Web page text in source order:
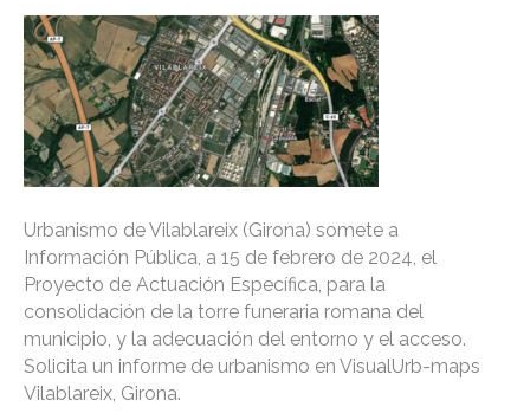
Urbanismo de Vilablareix (Girona) somete a
Información Pública, a 15 de febrero de 2024, el
Proyecto de Actuación Específica, para la
consolidación de la torre funeraria romana del
municipio, y la adecuación del entorno y el acceso.
Solicita un informe de urbanismo en VisualUrb-maps
Vilablareix, Girona.